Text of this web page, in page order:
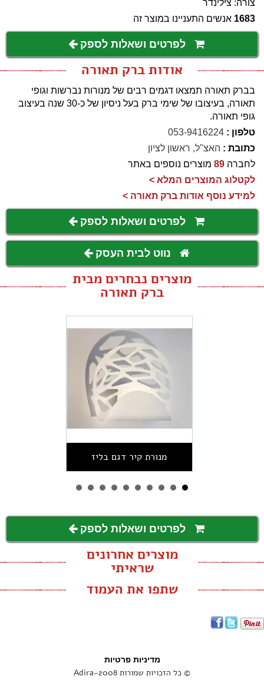
צורה: צילינדר
1683 אנשים התעניינו במוצר זה
לפרטים ושאלות לספק
אודות ברק תאורה
בברק תאורה תמצאו דגמים רבים של מנורות נברשות וגופי
תאורה, בעיצובו של שימי ברק בעל ניסיון של כ-30 שנה בעיצוב
גופי תאורה.
טלפון : 053-9416224
כתובת : האצ"ל, ראשון לציון
לחברה 89 מוצרים נוספים באתר
לקטלוג המוצרים המלא >
למידע נוסף אודות ברק תאורה >
לפרטים ושאלות לספק
נווט לבית העסק
מוצרים נבחרים מבית
ברק תאורה
מנורת קיר דגם בליז
לפרטים ושאלות לספק
מוצרים אחרונים
שראיתי
שתפו את העמוד
מדיניות פרטיות
© כל הזכויות שמורות Adira-2008